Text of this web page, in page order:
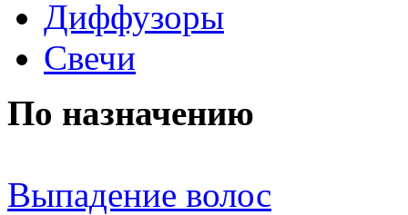
Диффузоры
Свечи
По назначению
Выпадение волос